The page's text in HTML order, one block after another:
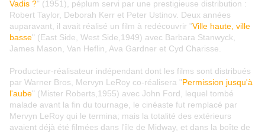
Vadis ?" (1951), péplum servi par une prestigieuse distribution :
Robert Taylor, Deborah Kerr et Peter Ustinov. Deux années
auparavant, il avait réalisé un film à redécouvrir "Ville haute, ville
basse" (East Side, West Side,1949) avec Barbara Stanwyck,
James Mason, Van Heflin, Ava Gardner et Cyd Charisse.
Producteur-réalisateur indépendant dont les films sont distribués
par Warner Bros, Mervyn LeRoy co-réalisera "Permission jusqu'à
l'aube" (Mister Roberts,1955) avec John Ford, lequel tombé
malade avant la fin du tournage, le cinéaste fut remplacé par
Mervyn LeRoy qui le termina; mais la totalité des extérieurs
avaient déjà été filmées dans l'île de Midway, et dans la boîte de